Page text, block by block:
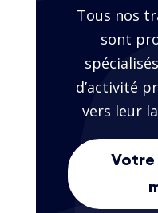
Tous nos
sont
d’activité
vers leur
Votre